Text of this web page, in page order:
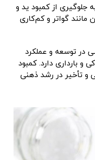
جلوگیری از کمبود ید و
مانند گواتر و کم‌کاری
در توسعه و عملکرد
بارداری دارد. کمبود
و تأخیر در رشد ذهنی